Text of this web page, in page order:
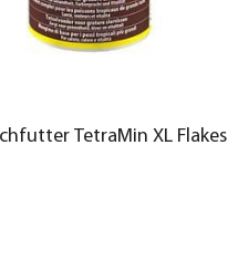
TetraMin XL Flakes